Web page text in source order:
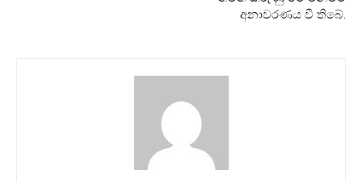
අනාවරණය වී තිබේ.